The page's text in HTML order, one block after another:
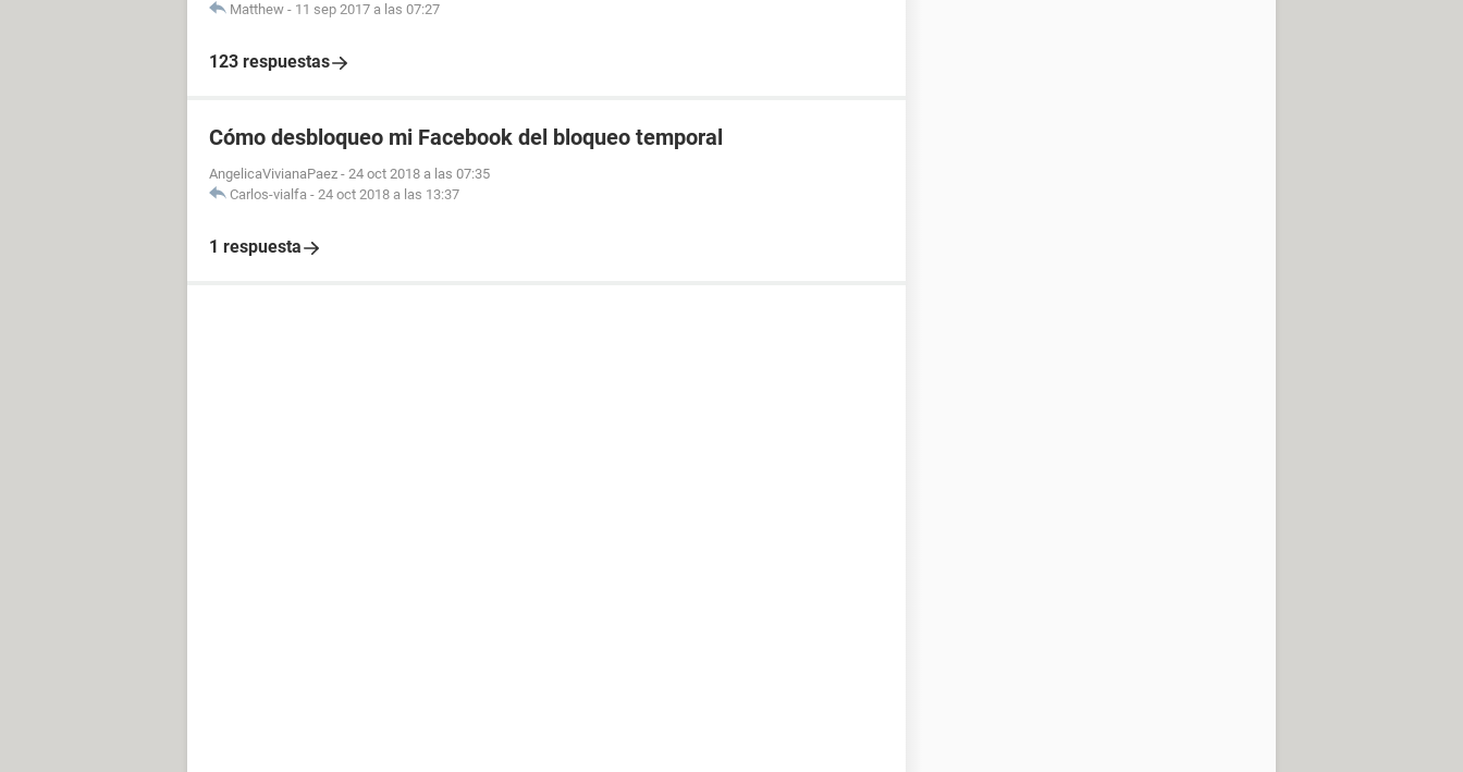
Matthew - 11 sep 2017 a las 07:27
123 respuestas
Cómo desbloqueo mi Facebook del bloqueo temporal
AngelicaVivianaPaez - 24 oct 2018 a las 07:35
Carlos-vialfa - 24 oct 2018 a las 13:37
1 respuesta